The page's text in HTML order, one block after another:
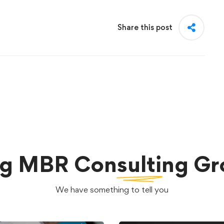
Share this post
MBR Consulting
We have something to tell you